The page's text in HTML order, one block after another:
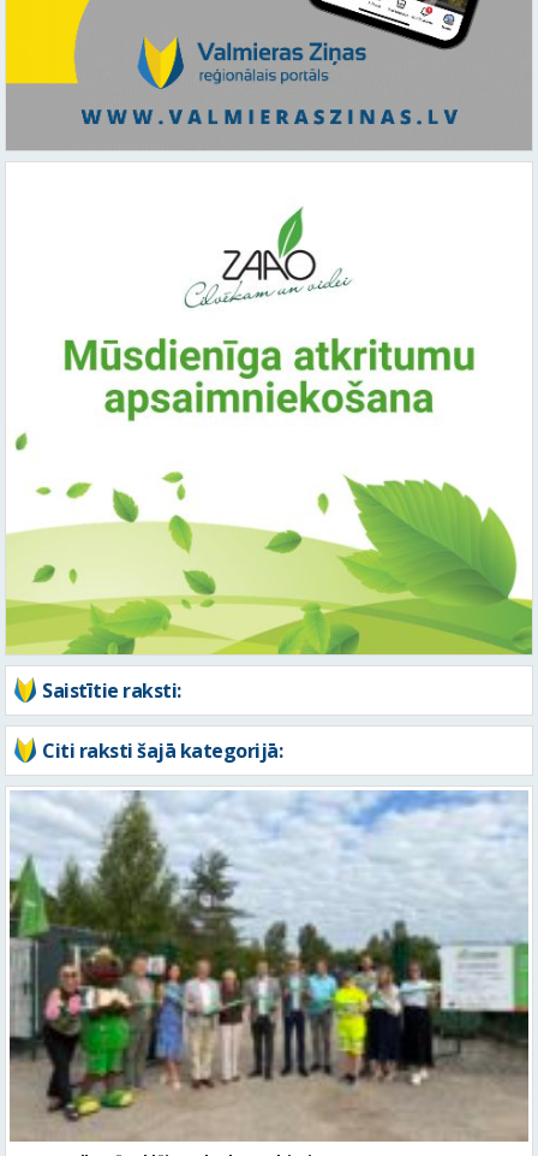
Saistītie raksti:
Citi raksti šajā kategorijā:
ZAAO Gulbenē atklāj EKO laukumu-biroju